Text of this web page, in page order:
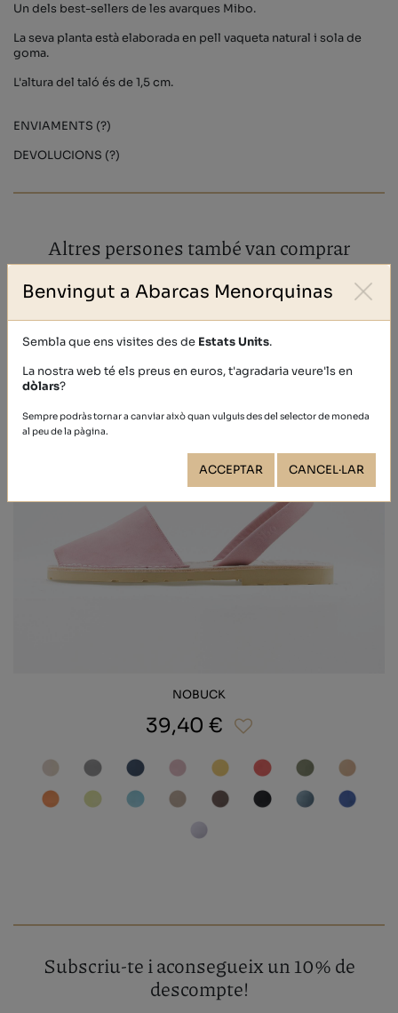
Un dels best-sellers de les avarques Mibo.
La seva planta està elaborada en pell vaqueta natural i sola de
goma.
L'altura del taló és de 1,5 cm.
ENVIAMENTS (?)
DEVOLUCIONS (?)
Altres persones també van comprar
NOBUCK
39,40 €
Subscriu-te i aconsegueix un 10% de
descompte!
Benvingut a Abarcas Menorquinas
Sembla que ens visites des de Estats Units.
La nostra web té els preus en euros, t'agradaria veure'ls en
dòlars?
Sempre podràs tornar a canviar això quan vulguis des del selector de moneda
al peu de la pàgina.
ACCEPTAR CANCEL·LAR